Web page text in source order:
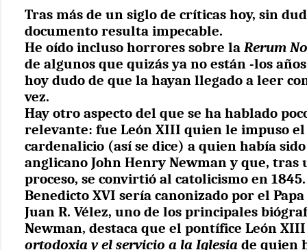
Tras más de un siglo de críticas hoy, sin
documento resulta impecable.
He oído incluso horrores sobre la Rerum
de algunos que quizás ya no están -los
hoy dudo de que la hayan llegado a leer
vez.
Hay otro aspecto del que se ha hablado
relevante: fue León XIII quien le impuso el
cardenalicio (así se dice) a quien había
anglicano John Henry Newman y que, tras
proceso, se convirtió al catolicismo en
Benedicto XVI sería canonizado por el
Juan R. Vélez, uno de los principales
Newman, destaca que el pontífice León
ortodoxia y el servicio a la Iglesia de quien